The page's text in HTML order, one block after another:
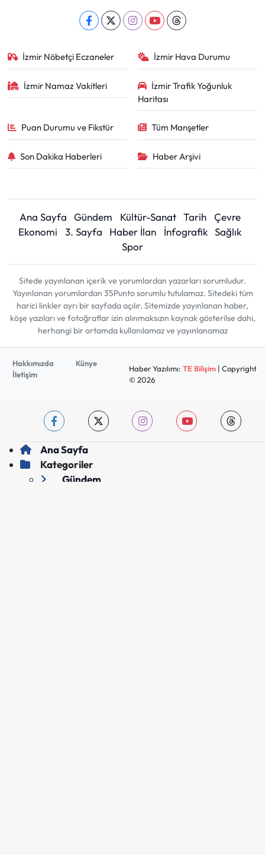
İzmir Nöbetçi Eczaneler İzmir Hava Durumu
İzmir Namaz Vakitleri
İzmir Trafik Yoğunluk
Haritası
Puan Durumu ve Fikstür Tüm Manşetler
Son Dakika Haberleri Haber Arşivi
Ana Sayfa Gündem Kültür-Sanat Tarih
Çevre
Ekonomi
3. Sayfa Haber İlan İnfografik Sağlık
Spor
Sitede yayınlanan içerik ve yorumlardan yazarları sorumludur.
Yayınlanan yorumlardan 35Punto sorumlu tutulamaz. Sitedeki tüm
harici linkler ayrı bir sayfada açılır. Sitemizde yayınlanan haber,
köşe yazıları ve fotoğraflar izin alınmaksızın kaynak gösterilse dahi,
herhangi bir ortamda kullanılamaz ve yayınlanamaz
Hakkımızda
Künye
İletişim
Haber Yazılımı: TE Bilişim| Copyright
© 2026
Ana Sayfa
Kategoriler
Gündem